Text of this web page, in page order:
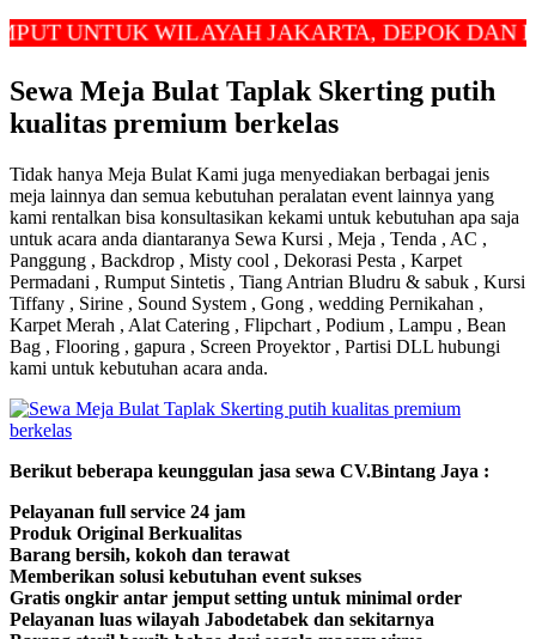
WILAYAH JAKARTA, DEPOK DAN
Sewa Meja Bulat Taplak Skerting putih
kualitas premium berkelas
Tidak hanya Meja Bulat Kami juga menyediakan berbagai jenis
meja lainnya dan semua kebutuhan peralatan event lainnya yang
kami rentalkan bisa konsultasikan kekami untuk kebutuhan apa saja
untuk acara anda diantaranya Sewa Kursi , Meja , Tenda , AC ,
Panggung , Backdrop , Misty cool , Dekorasi Pesta , Karpet
Permadani , Rumput Sintetis , Tiang Antrian Bludru & sabuk , Kursi
Tiffany , Sirine , Sound System , Gong , wedding Pernikahan ,
Karpet Merah , Alat Catering , Flipchart , Podium , Lampu , Bean
Bag , Flooring , gapura , Screen Proyektor , Partisi DLL hubungi
kami untuk kebutuhan acara anda.
Berikut beberapa keunggulan jasa sewa CV.Bintang Jaya :
Pelayanan full service 24 jam
Produk Original Berkualitas
Barang bersih, kokoh dan terawat
Memberikan solusi kebutuhan event sukses
Gratis ongkir antar jemput setting untuk minimal order
Pelayanan luas wilayah Jabodetabek dan sekitarnya